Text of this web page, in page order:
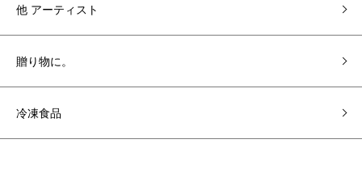
他 アーティスト
贈り物に。
冷凍食品